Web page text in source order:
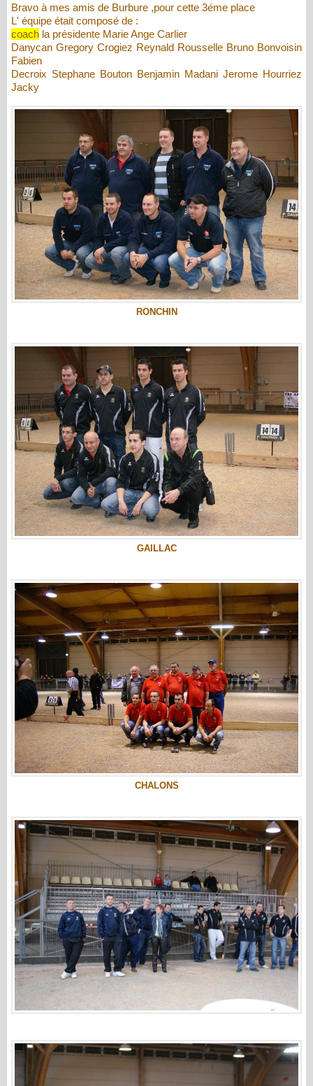
Bravo à mes amis de Burbure ,pour cette 3éme place
L' équipe était composé de :
coach la présidente Marie Ange Carlier
Danycan Gregory Crogiez Reynald Rousselle Bruno Bonvoisin
Fabien
Decroix Stephane Bouton Benjamin Madani Jerome Hourriez
Jacky
RONCHIN
GAILLAC
CHALONS